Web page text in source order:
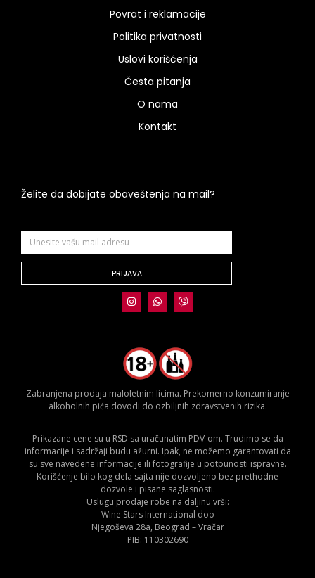
Povrat i reklamacije
Politika privatnosti
Uslovi korišćenja
Česta pitanja
O nama
Kontakt
Želite da dobijate obaveštenja na mail?
PRIJAVA
Zabranjena prodaja maloletnim licima. Prekomerno konzumiranje
alkoholnih pića dovodi do ozbiljnih zdravstvenih rizika.
Prikazane cene su u RSD sa uračunatim PDV-om. Trudimo se da
informacije i sadržaji budu ažurni. Ipak, ne možemo garantovati da
su sve navedene informacije ili fotografije u potpunosti ispravne.
Korišćenje bilo kog dela sajta nije dozvoljeno bez prethodne
dozvole i pisane saglasnosti.
Uslugu prodaje robe na daljinu vrši:
Wine Stars International doo
Njegoševa 28a, Beograd – Vračar
PIB: 110302690